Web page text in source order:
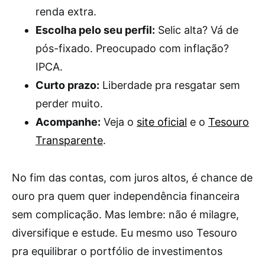
renda extra.
Escolha pelo seu perfil: Selic alta? Vá de
pós-fixado. Preocupado com inflação?
IPCA.
Curto prazo: Liberdade pra resgatar sem
perder muito.
Acompanhe: Veja o site oficial e o Tesouro
Transparente.
No fim das contas, com juros altos, é chance de
ouro pra quem quer independência financeira
sem complicação. Mas lembre: não é milagre,
diversifique e estude. Eu mesmo uso Tesouro
pra equilibrar o portfólio de investimentos